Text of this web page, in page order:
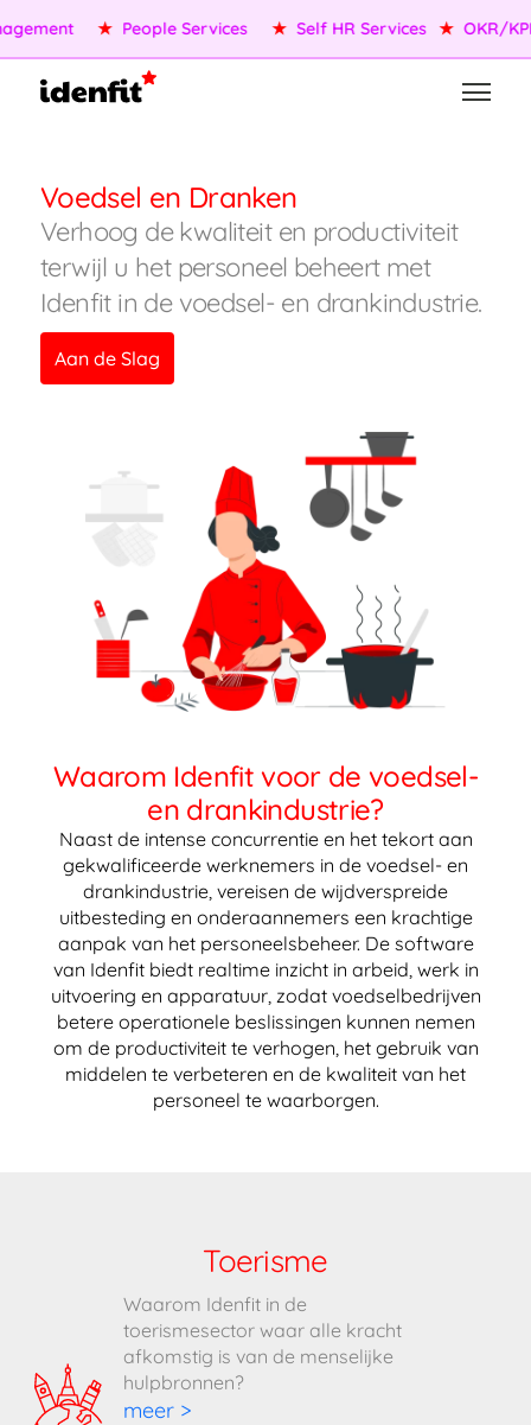
★ People Services ★ Self HR Services ★ OKR/KPI
Voedsel en Dranken
Verhoog de kwaliteit en productiviteit
terwijl u het personeel beheert met
Idenfit in de voedsel- en drankindustrie.
Aan de Slag
Waarom Idenfit voor de voedsel-
en drankindustrie?
Naast de intense concurrentie en het tekort aan
gekwalificeerde werknemers in de voedsel- en
drankindustrie, vereisen de wijdverspreide
uitbesteding en onderaannemers een krachtige
aanpak van het personeelsbeheer. De software
van Idenfit biedt realtime inzicht in arbeid, werk in
uitvoering en apparatuur, zodat voedselbedrijven
betere operationele beslissingen kunnen nemen
om de productiviteit te verhogen, het gebruik van
middelen te verbeteren en de kwaliteit van het
personeel te waarborgen.
Toerisme
Waarom Idenfit in de
toerismesector waar alle kracht
afkomstig is van de menselijke
hulpbronnen?
meer >